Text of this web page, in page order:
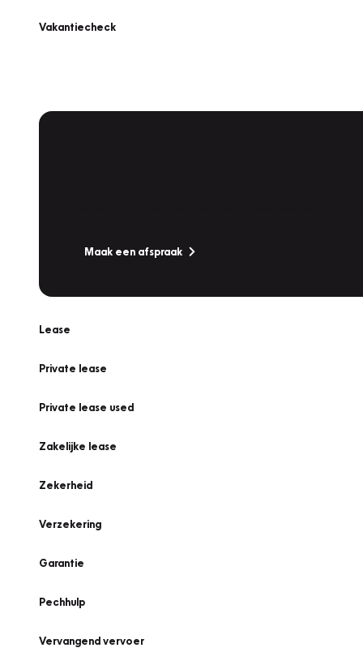
Vakantiecheck
Maak een afspraak
Lease
Private lease
Private lease used
Zakelijke lease
Zekerheid
Verzekering
Garantie
Pechhulp
Vervangend vervoer